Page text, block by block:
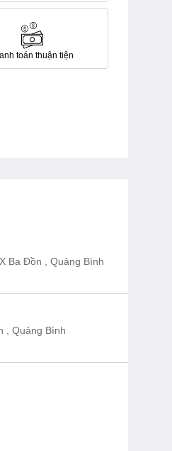
toán thuận tiện
Ba Đồn , Quảng Bình
, Quảng Bình